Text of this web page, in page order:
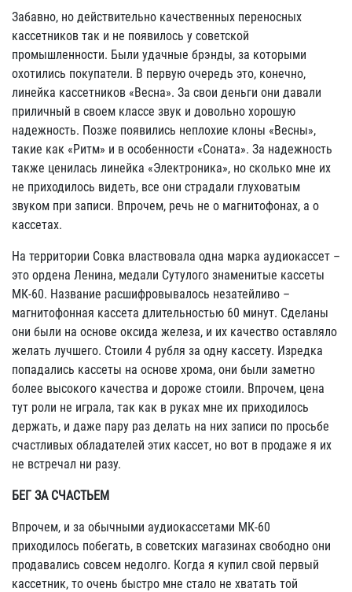
Забавно, но действительно качественных переносных
кассетников так и не появилось у советской
промышленности. Были удачные брэнды, за которыми
охотились покупатели. В первую очередь это, конечно,
линейка кассетников «Весна». За свои деньги они давали
приличный в своем классе звук и довольно хорошую
надежность. Позже появились неплохие клоны «Весны»,
такие как «Ритм» и в особенности «Соната». За надежность
также ценилась линейка «Электроника», но сколько мне их
не приходилось видеть, все они страдали глуховатым
звуком при записи. Впрочем, речь не о магнитофонах, а о
кассетах.
На территории Совка властвовала одна марка аудиокассет –
это ордена Ленина, медали Сутулого знаменитые кассеты
МК-60. Название расшифровывалось незатейливо –
магнитофонная кассета длительностью 60 минут. Сделаны
они были на основе оксида железа, и их качество оставляло
желать лучшего. Стоили 4 рубля за одну кассету. Изредка
попадались кассеты на основе хрома, они были заметно
более высокого качества и дороже стоили. Впрочем, цена
тут роли не играла, так как в руках мне их приходилось
держать, и даже пару раз делать на них записи по просьбе
счастливых обладателей этих кассет, но вот в продаже я их
не встречал ни разу.
БЕГ ЗА СЧАСТЬЕМ
Впрочем, и за обычными аудиокассетами МК-60
приходилось побегать, в советских магазинах свободно они
продавались совсем недолго. Когда я купил свой первый
кассетник, то очень быстро мне стало не хватать той